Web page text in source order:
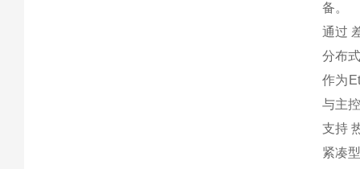
备。
通过
分布
作为
与主
支持
紧凑